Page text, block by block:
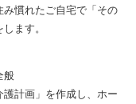
慣れたご自宅で「その
ます。
般
護計画」を作成し、ホー